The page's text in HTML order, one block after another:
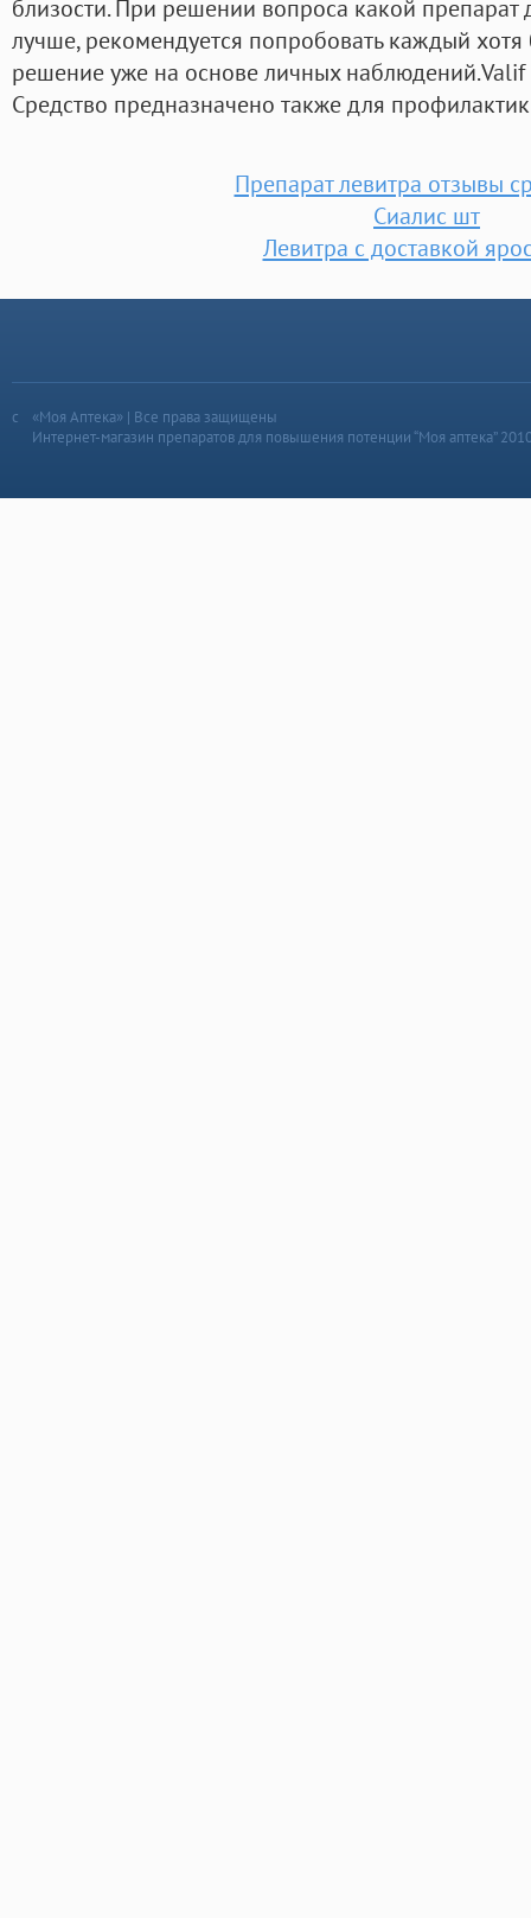
близости. При решении вопроса какой препарат
лучше, рекомендуется попробовать каждый
решение уже на основе личных
Средство предназначено также для
Препарат левитра отзывы
Сиалис шт
Левитра с доставкой
«Моя Аптека» | Все права защищены
Интернет-магазин препаратов для повышения потенции “Моя аптека”